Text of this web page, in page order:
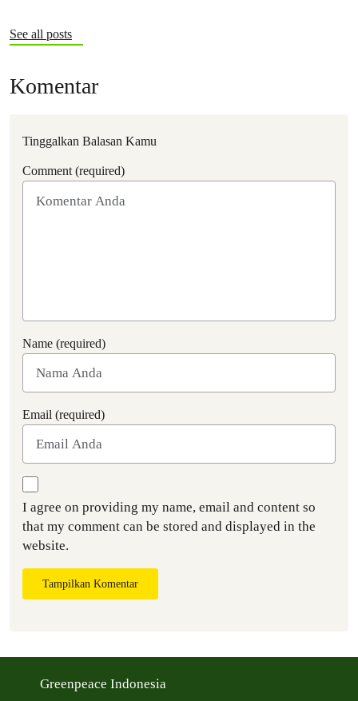
See all posts
Komentar
Tinggalkan Balasan Kamu
Comment (required)
Name (required)
Email (required)
I agree on providing my name, email and content so
that my comment can be stored and displayed in the
website.
Tampilkan Komentar
Greenpeace Indonesia